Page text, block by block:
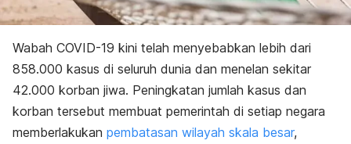
Wabah COVID-19 kini telah menyebabkan lebih dari
858.000 kasus di seluruh dunia dan menelan sekitar
42.000 korban jiwa. Peningkatan jumlah kasus dan
korban tersebut membuat pemerintah di setiap negara
memberlakukan pembatasan wilayah skala besar,